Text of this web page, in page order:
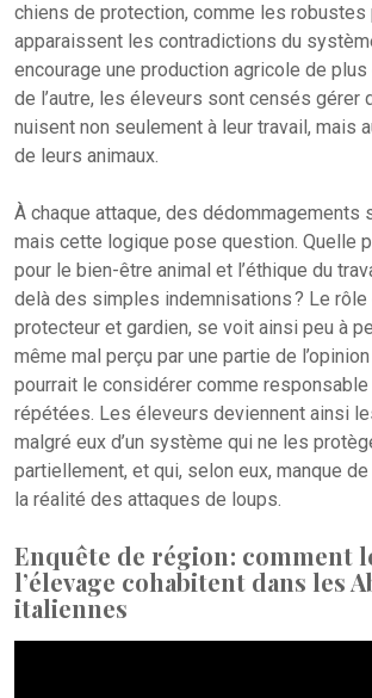
chiens de protection, comme les robustes
apparaissent les contradictions du
encourage une production agricole de
de l’autre, les éleveurs sont censés gérer
nuisent non seulement à leur travail, mais
de leurs animaux.
À chaque attaque, des dédommagements
mais cette logique pose question. Quelle
pour le bien-être animal et l’éthique du
delà des simples indemnisations ? Le rôle
protecteur et gardien, se voit ainsi peu à
même mal perçu par une partie de
pourrait le considérer comme
répétées. Les éleveurs deviennent ainsi
malgré eux d’un système qui ne les
partiellement, et qui, selon eux, manque
la réalité des attaques de loups.
Enquête de région : comment
l’élevage cohabitent dans les
italiennes